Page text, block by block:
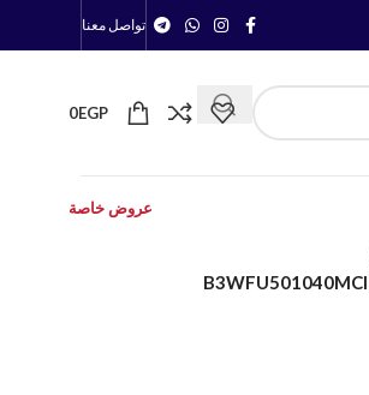
تواصل معنا
0EGP
عروض خاصة